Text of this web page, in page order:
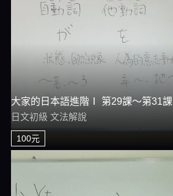
大家的日本語進階Ⅰ 第29課～第31課
日文初級 文法解說
100元